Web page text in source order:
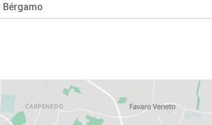
Bérgamo